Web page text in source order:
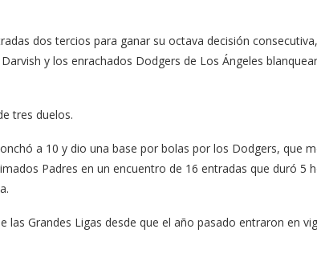
dos tercios para ganar su octava decisión
y los enrachados Dodgers de Los Ángeles
tres duelos.
a 10 y dio una base por bolas por los Dodgers, que
Padres en un encuentro de 16 entradas que duró 5
las Grandes Ligas desde que el año pasado entraron en